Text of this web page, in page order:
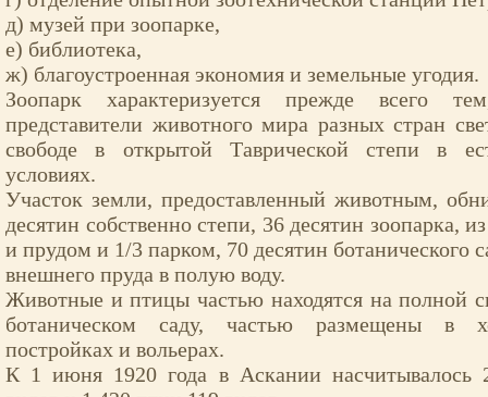
д) музей при зоопарке,
е) библиотека,
ж) благоустроенная экономия и земельные угодия.
Зоопарк характеризуется прежде всего
представители животного мира разных стран
свободе в открытой Таврической степи в
условиях.
Участок земли, предоставленный животным,
десятин собственно степи, 36 десятин зоопарка,
и прудом и 1/3 парком, 70 десятин ботанического
внешнего пруда в полую воду.
Животные и птицы частью находятся на полной
ботаническом саду, частью размещены в
постройках и вольерах.
К 1 июня 1920 года в Аскании насчитывалось